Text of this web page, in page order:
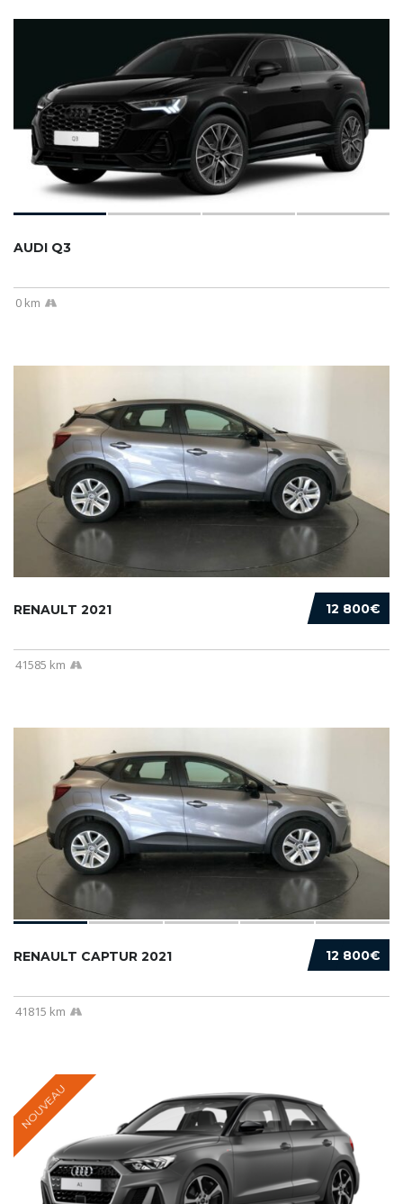
AUDI Q3
0 km
12 800€
RENAULT 2021
41585 km
12 800€
RENAULT CAPTUR 2021
41815 km
NOUVEAU